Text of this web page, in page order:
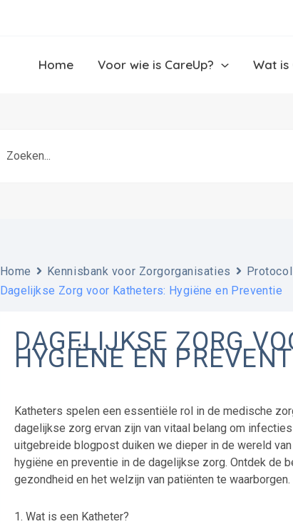
Home Voor wie is CareUp? Wat is
Home Kennisbank voor Zorgorganisaties
Dagelijkse Zorg voor Katheters: Hygiëne en Preventie
DAGELIJKSE ZORG
HYGIËNE EN
Katheters spelen een essentiële rol in de medische
dagelijkse zorg ervan zijn van vitaal belang om
uitgebreide blogpost duiken we dieper in de wereld
hygiëne en preventie in de dagelijkse zorg. Ontdek de
gezondheid en het welzijn van patiënten te waarborgen.
1. Wat is een Katheter?